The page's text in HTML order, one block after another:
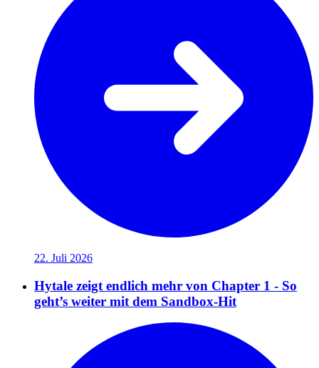
22. Juli 2026
Hytale zeigt endlich mehr von Chapter 1 - So
geht’s weiter mit dem Sandbox-Hit